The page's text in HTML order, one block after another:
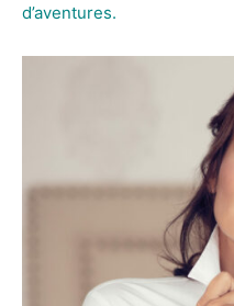
d’aventures.